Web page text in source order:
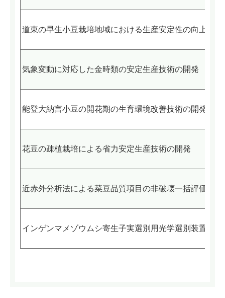
道東の早生小豆栽培地域における生産安定性の向上
気象変動に対応した金時類の安定生産技術の開発
能登大納言小豆の開花期の生育環境改善技術の開発
花豆の疎植栽培による省力安定生産技術の開発
近赤外分析法による菜豆品質項目の非破壊一括評価法開
インゲンマメゾウムシ寄生子実選別用光学選別装置の開